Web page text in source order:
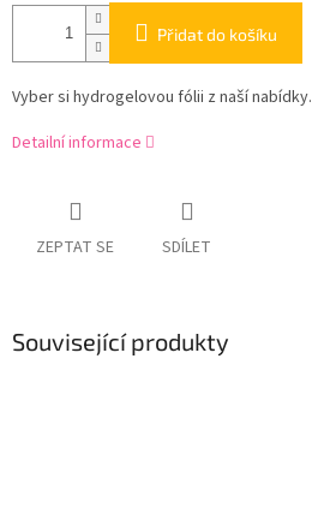
Přidat do košíku
Vyber si hydrogelovou fólii z naší nabídky.
Detailní informace
ZEPTAT SE SDÍLET
Související produkty